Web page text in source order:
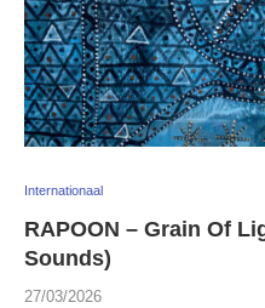
Internationaal
RAPOON – Grain Of
Sounds)
27/03/2026